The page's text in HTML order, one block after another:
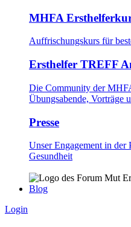
MHFA
Auffrischungskurs für
Ersthelfer TREFF
Die Community der
Übungsabende, Vorträge
Presse
Unser Engagement in der
Gesundheit
Blog
Login